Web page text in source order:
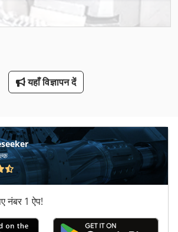
रूप से देखा
यहाँ विज्ञापन दें
नंबर 1 ऐप!